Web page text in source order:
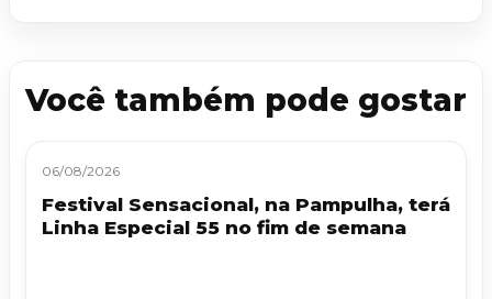
Você também pode gostar
06/08/2026
Festival Sensacional, na Pampulha, terá
Linha Especial 55 no fim de semana